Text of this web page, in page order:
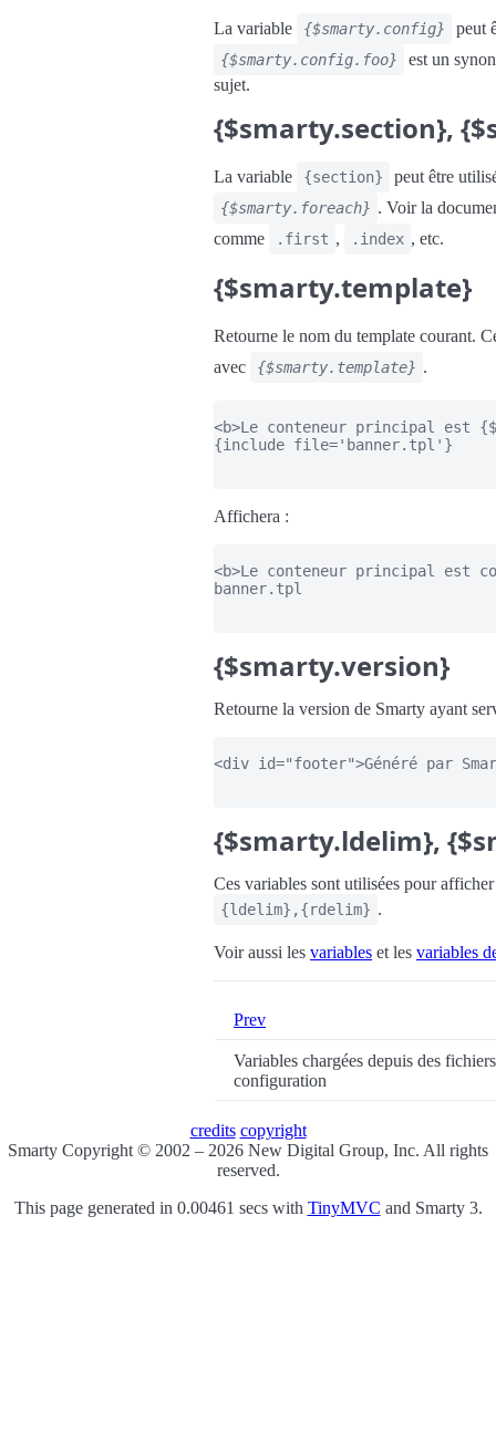
La variable {$smarty.config} peut
{$smarty.config.foo}
est un
sujet.
{$smarty.section},
La variable {section} peut être
{$smarty.foreach} . Voir la
comme
.first , .index , etc.
{$smarty.template}
Retourne le nom du template courant.
avec
{$smarty.template} .
<b>Le conteneur principal est
{include file='banner.tpl'}
Affichera :
<b>Le conteneur principal est
banner.tpl
{$smarty.version}
Retourne la version de Smarty ayant
<div id="footer">Généré par
{$smarty.ldelim},
Ces variables sont utilisées pour
{ldelim},{rdelim} .
Voir aussi les variables et les variables
Prev
Variables chargées depuis des
configuration
credits copyright
Smarty Copyright © 2002 – 2026 New Digital Group, Inc. All rights
reserved.
This page generated in 0.00461 secs with TinyMVC and Smarty 3.